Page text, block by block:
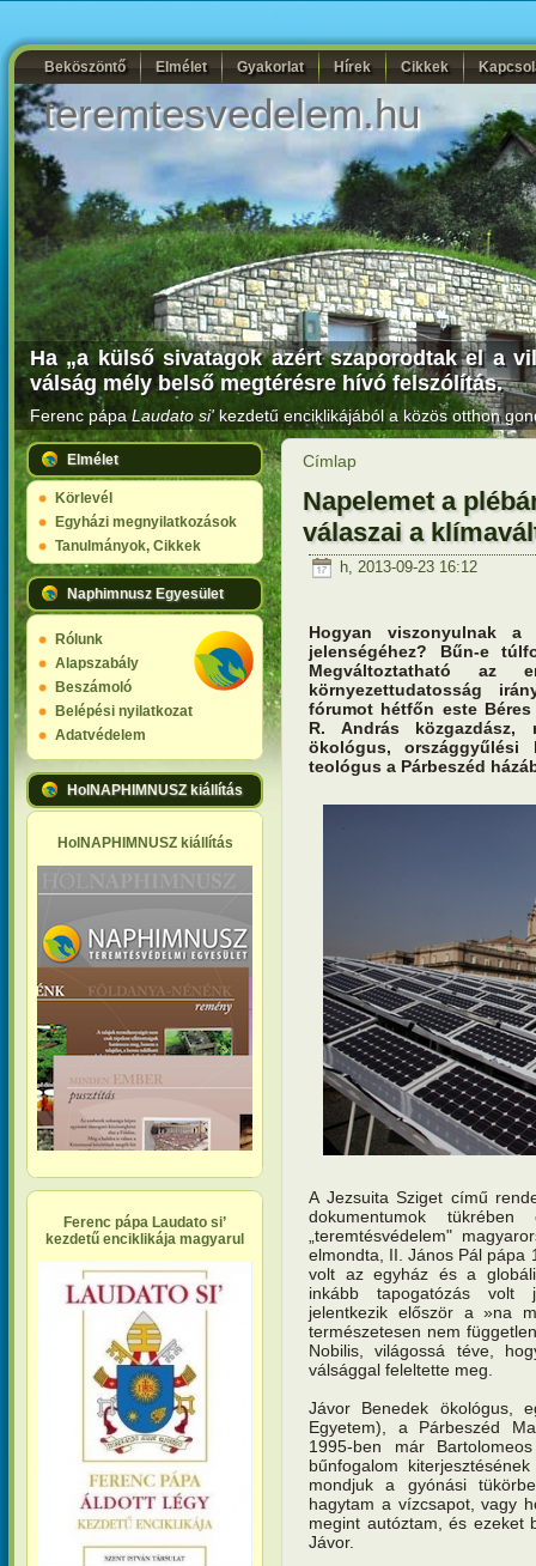
Beköszöntő Elmélet Gyakorlat Hírek Cikkek
teremtesvedelem.hu
Ha „a külső sivatagok azért szaporodtak el a
válság mély belső megtérésre hívó felszólítás.
Ferenc pápaLaudato si'kezdetű enciklikájából a közös otthon
Elmélet
Körlevél
Egyházi megnyilatkozások
Tanulmányok, Cikkek
Naphimnusz Egyesület
Rólunk
Alapszabály
Beszámoló
Belépési nyilatkozat
Adatvédelem
HolNAPHIMNUSZ kiállítás
HolNAPHIMNUSZ kiállítás
Ferenc pápa Laudato si’
kezdetű enciklikája magyarul
Címlap
Napelemet a
válaszai a
h, 2013-09-23 16:12
Hogyan viszonyulnak a
jelenségéhez? Bűn-e
Megváltoztatható az
környezettudatosság
fórumot hétfőn este
R. András közgazdász,
ökológus,
teológus a Párbeszéd
A Jezsuita Sziget című
dokumentumok
„teremtésvédelem"
elmondta, II. János Pál pápa
volt az egyház és a
inkább tapogatózás volt
jelentkezik először a »na
természetesen nem
Nobilis, világossá téve,
válsággal feleltette meg.
Jávor Benedek ökológus,
Egyetem), a Párbeszéd
1995-ben már
bűnfogalom
mondjuk a gyónási
hagytam a vízcsapot, vagy
megint autóztam, és ezeket
Jávor.